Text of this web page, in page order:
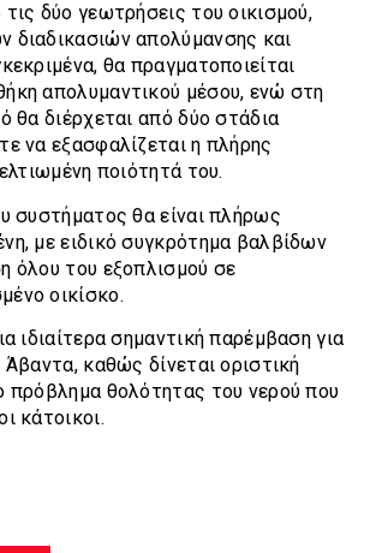
δύο γεωτρήσεις του οικισμού,
διαδικασιών απολύμανσης και
θα πραγματοποιείται
απολυμαντικού μέσου, ενώ στη
θα διέρχεται από δύο στάδια
να εξασφαλίζεται η πλήρης
ποιότητά του.
συστήματος θα είναι πλήρως
με ειδικό συγκρότημα βαλβίδων
όλου του εξοπλισμού σε
οικίσκο.
ιδιαίτερα σημαντική παρέμβαση για
Άβαντα, καθώς δίνεται οριστική
πρόβλημα θολότητας του νερού που
κάτοικοι.